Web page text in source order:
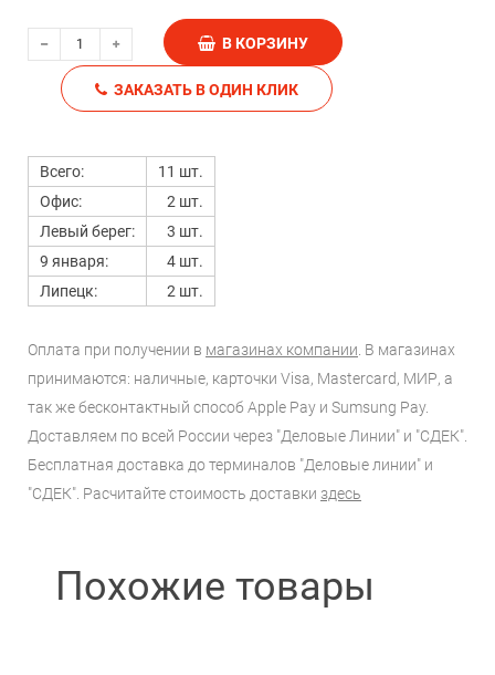
В КОРЗИНУ
ЗАКАЗАТЬ В ОДИН КЛИК
Всего:
11 шт.
Офис:
2 шт.
Левый берег:
3 шт.
9 января:
4 шт.
Липецк:
2 шт.
Оплата при получении в магазинах компании . В магазинах
принимаются: наличные, карточки Visa, Mastercard, МИР, а
так же бесконтактный способ Apple Pay и Sumsung Pay.
Доставляем по всей России через "Деловые Линии" и "СДЕК".
Бесплатная доставка до терминалов "Деловые линии" и
"СДЕК". Расчитайте стоимость доставки здесь
Похожие товары